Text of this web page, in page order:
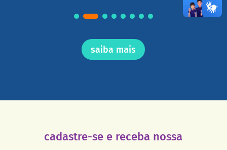
saiba mais
cadastre-se e receba nossa